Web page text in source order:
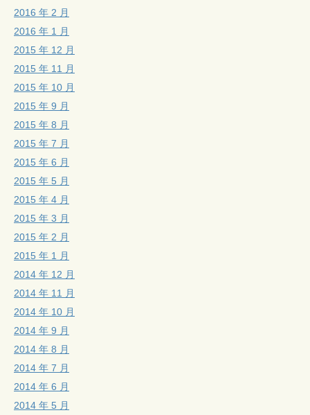
2016 年 2 月
2016 年 1 月
2015 年 12 月
2015 年 11 月
2015 年 10 月
2015 年 9 月
2015 年 8 月
2015 年 7 月
2015 年 6 月
2015 年 5 月
2015 年 4 月
2015 年 3 月
2015 年 2 月
2015 年 1 月
2014 年 12 月
2014 年 11 月
2014 年 10 月
2014 年 9 月
2014 年 8 月
2014 年 7 月
2014 年 6 月
2014 年 5 月